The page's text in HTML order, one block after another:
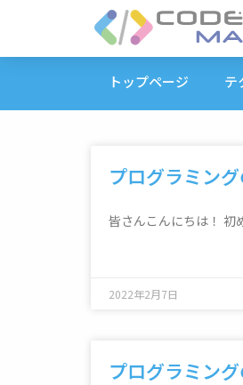
トップページ テ
プログラミン
皆さんこんにちは！
2022年2月7日
プログラミン